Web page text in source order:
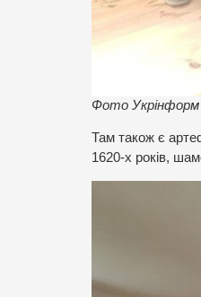
Фото Укрінформ
Там також є
1620-х років,